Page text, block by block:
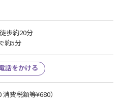
歩約20分
約5分
話をかける
消費税額等¥680）